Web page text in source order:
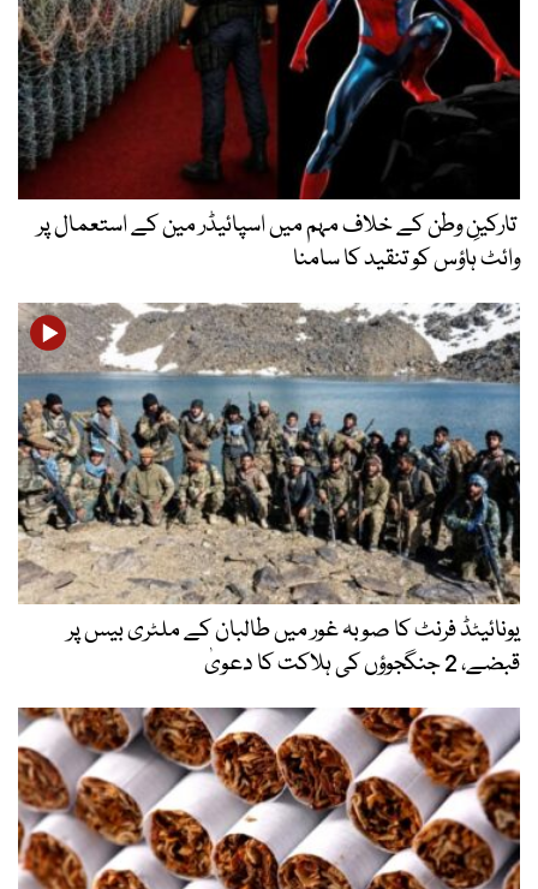
تارکینِ وطن کے خلاف مہم میں اسپائیڈر مین کے استعمال پر
وائٹ ہاؤس کو تنقید کا سامنا
یونائیٹڈ فرنٹ کا صوبہ غور میں طالبان کے ملٹری بیس پر
قبضے، 2 جنگجوؤں کی ہلاکت کا دعویٰ